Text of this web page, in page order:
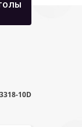
10D